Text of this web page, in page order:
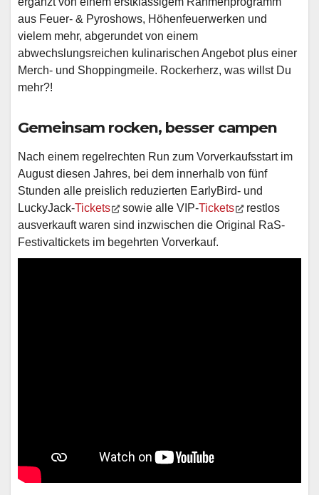
aus Feuer- & Pyroshows, Höhenfeuerwerken und
vielem mehr, abgerundet von einem
abwechslungsreichen kulinarischen Angebot plus einer
Merch- und Shoppingmeile. Rockerherz, was willst Du
mehr?!
Gemeinsam rocken, besser campen
Nach einem regelrechten Run zum Vorverkaufsstart im
August diesen Jahres, bei dem innerhalb von fünf
Stunden alle preislich reduzierten EarlyBird- und
LuckyJack-Tickets sowie alle VIP-Tickets
restlos
ausverkauft waren sind inzwischen die Original RaS-
Festivaltickets im begehrten Vorverkauf.